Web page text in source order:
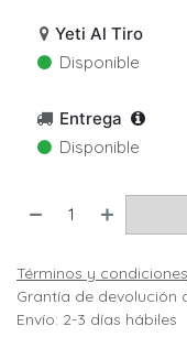
Yeti Al Tiro
Disponible
Entrega
Disponible
Términos y condiciones
Grantía de devolución
Envío: 2-3 días hábiles